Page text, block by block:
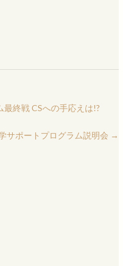
終戦 CSへの手応えは!?
サポートプログラム説明会 →